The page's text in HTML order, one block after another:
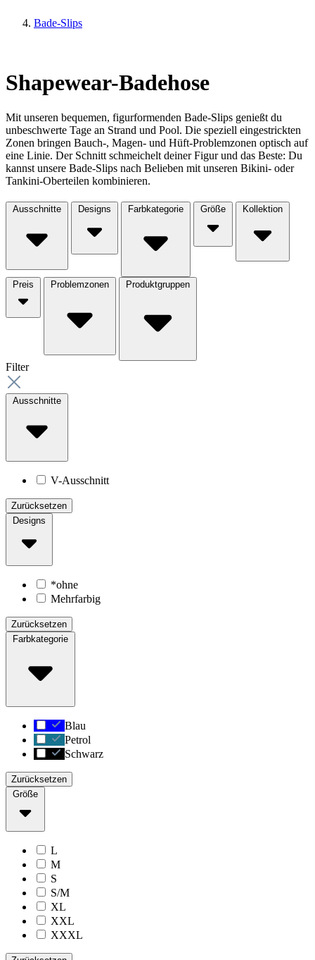
Bade-Slips
Shapewear-Badehose
Mit unseren bequemen, figurformenden Bade-Slips genießt du
unbeschwerte Tage an Strand und Pool. Die speziell eingestrickten
Zonen bringen Bauch-, Magen- und Hüft-Problemzonen optisch auf
eine Linie. Der Schnitt schmeichelt deiner Figur und das Beste: Du
kannst unsere Bade-Slips nach Belieben mit unseren Bikini- oder
Tankini-Oberteilen kombinieren.
Ausschnitte Designs Farbkategorie Größe Kollektion
Preis Problemzonen Produktgruppen
Filter
Ausschnitte
V-Ausschnitt
Zurücksetzen
Designs
*ohne
Mehrfarbig
Zurücksetzen
Farbkategorie
Blau
Petrol
Schwarz
Zurücksetzen
Größe
L
M
S
S/M
XL
XXL
XXXL